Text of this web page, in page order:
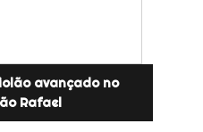
avançado no
Rafael